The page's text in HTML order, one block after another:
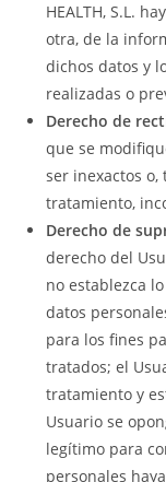
HEALTH, S.L.
otra, de la
dichos datos y
realizadas o
Derecho de
que se
ser inexactos
tratamiento,
Derecho de
derecho del
no establezca
datos
para los fines
tratados; el
tratamiento y
Usuario se
legítimo para
personales